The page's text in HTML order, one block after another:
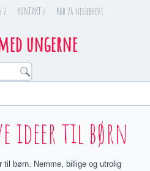
/ KONTAKT / Køb 24 nissebreve
ungerne
ideer til børn
til børn. Nemme, billige og utrolig